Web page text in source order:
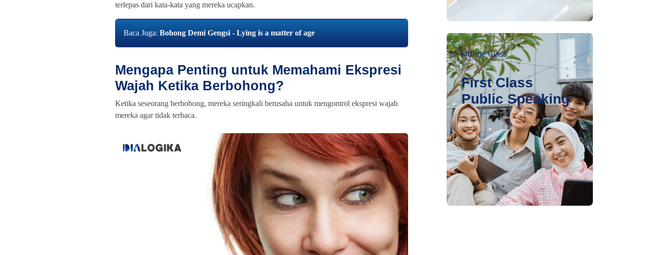
terlepas dari kata-kata yang mereka ucapkan.
Baca Juga: Bohong Demi Gengsi - Lying is a matter of age
Mengapa Penting untuk Memahami Ekspresi
Wajah Ketika Berbohong?
Ketika seseorang berbohong, mereka seringkali berusaha untuk mengontrol ekspresi wajah
mereka agar tidak terbaca.
Offline Class
First Class
Public Speaking